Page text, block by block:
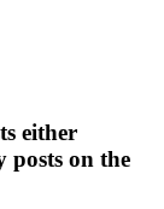
either
posts on the